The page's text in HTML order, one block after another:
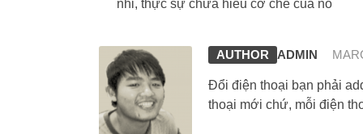
nhỉ, thực sự chưa hiểu cơ chế của nó
ADMIN
Đổi điện thoại bạn phải
thoại mới chứ, mỗi điện